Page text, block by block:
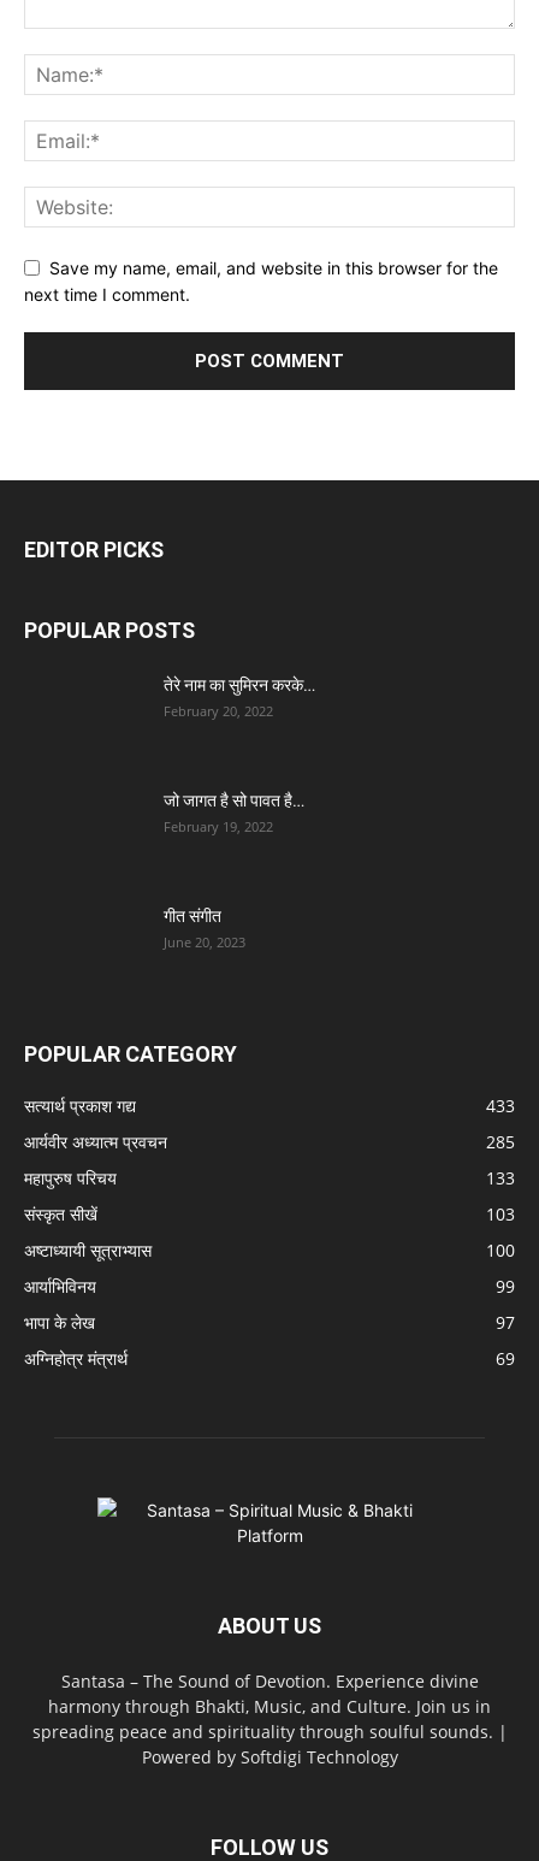
Save my name, email, and website in this browser for the
next time I comment.
EDITOR PICKS
POPULAR POSTS
तेरे नाम का सुमिरन करके…
February 20, 2022
जो जागत है सो पावत है…
February 19, 2022
गीत संगीत
June 20, 2023
POPULAR CATEGORY
सत्यार्थ प्रकाश गद्य
433
आर्यवीर अध्यात्म प्रवचन
285
महापुरुष परिचय
133
संस्कृत सीखें
103
अष्टाध्यायी सूत्राभ्यास
100
आर्याभिविनय
99
भापा के लेख
97
अग्निहोत्र मंत्रार्थ
69
ABOUT US
Santasa – The Sound of Devotion. Experience divine
harmony through Bhakti, Music, and Culture. Join us in
spreading peace and spirituality through soulful sounds. |
Powered by Softdigi Technology
FOLLOW US